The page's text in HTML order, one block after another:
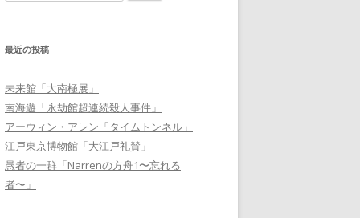
最近の投稿
未来館「大南極展」
南海遊「永劫館超連続殺人事件」
アーウィン・アレン「タイムトンネル」
江戸東京博物館「大江戸礼賛」
愚者の一群「Narrenの方舟1〜忘れる
者〜」